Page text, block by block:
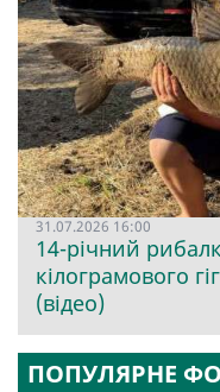
31.07.2026 16:00
14-річний
кілограмового
(відео)
ПОПУЛЯРНЕ